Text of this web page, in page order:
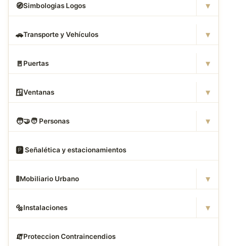
🧭Simbologias Logos ▾
🚗Transporte y Vehículos ▾
🚪 Puertas ▾
🪟Ventanas ▾
🧑‍🤝‍🧑 Personas ▾
🅿️ Señalética y estacionamientos
🚦Mobiliario Urbano ▾
🔩Instalaciones ▾
🧯Proteccion Contraincendios